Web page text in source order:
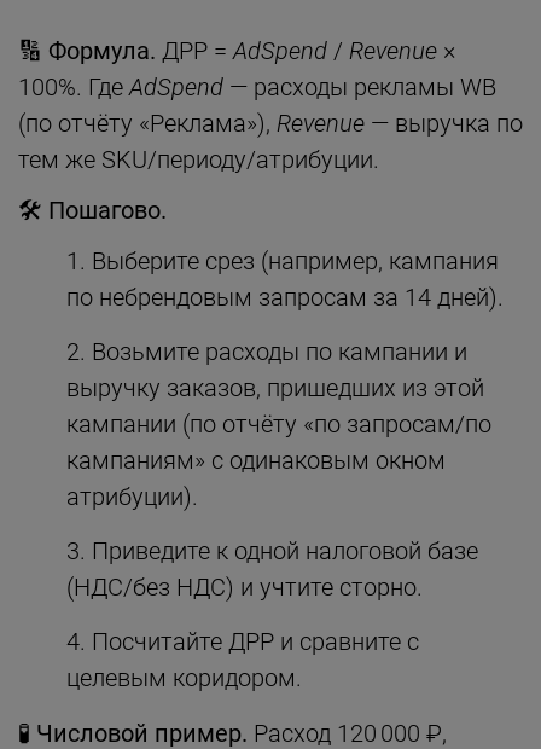
🔢 Формула. ДРР = AdSpend / Revenue ×
100%. Где AdSpend — расходы рекламы WB
(по отчёту «Реклама»), Revenue — выручка по
тем же SKU/периоду/атрибуции.
🛠 Пошагово.
Выберите срез (например, кампания
по небрендовым запросам за 14 дней).
Возьмите расходы по кампании и
выручку заказов, пришедших из этой
кампании (по отчёту «по запросам/по
кампаниям» с одинаковым окном
атрибуции).
Приведите к одной налоговой базе
(НДС/без НДС) и учтите сторно.
Посчитайте ДРР и сравните с
целевым коридором.
🧪 Числовой пример. Расход 120 000 ₽,